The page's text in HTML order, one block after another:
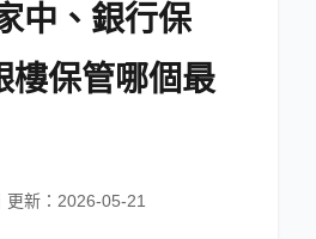
中、銀行保
樓保管哪個最
更新：2026-05-21